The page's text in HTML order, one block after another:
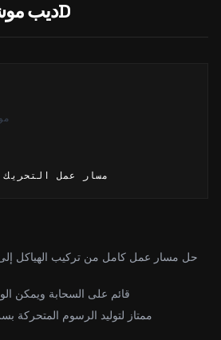
ديب موشن أنيميت 3D
مسار عمل التحريك
حل مسار عمل كامل من تركيب الهياكل إلى
قائم على السحابة ويمكن
ممتاز لتوليد الرسوم المتحركة